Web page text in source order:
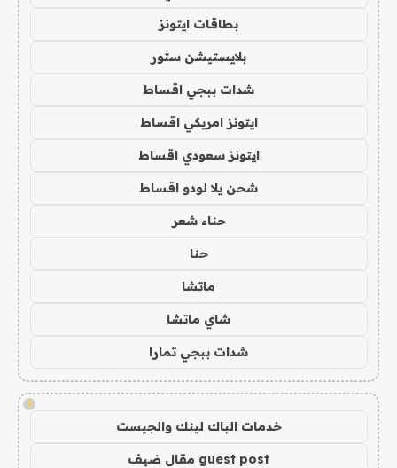
بطاقات ايتونز
بلايستيشن ستور
شدات ببجي اقساط
ايتونز امريكي اقساط
ايتونز سعودي اقساط
شحن يلا لودو اقساط
حناء شعر
حنا
ماتشا
شاي ماتشا
شدات ببجي تمارا
!
خدمات الباك لينك والجيست
guest post مقال ضيف